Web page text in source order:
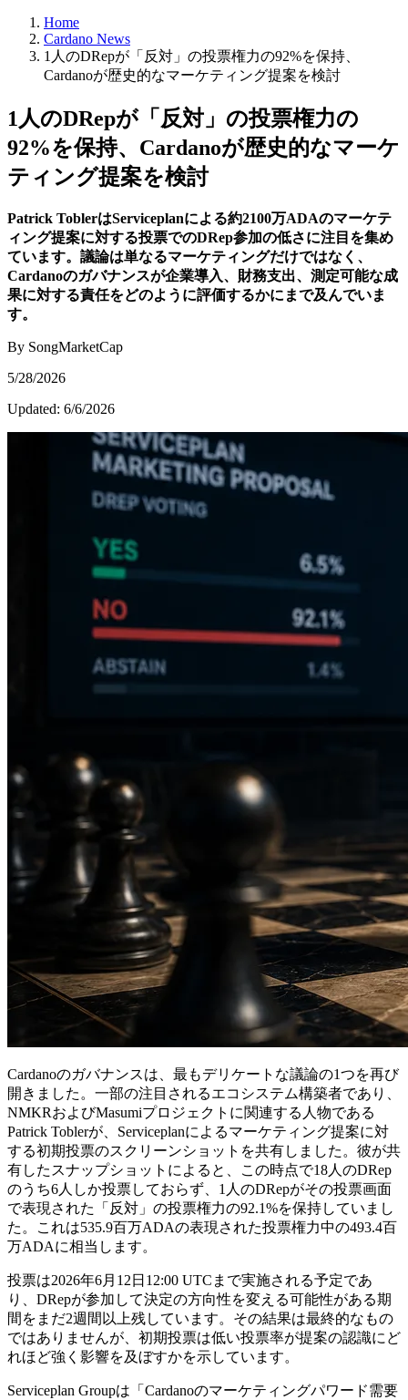
Home
Cardano News
1人のDRepが「反対」の投票権力の92%を保持、
Cardanoが歴史的なマーケティング提案を検討
1人のDRepが「反対」の投票権力の
92%を保持、Cardanoが歴史的なマーケ
ティング提案を検討
Patrick ToblerはServiceplanによる約2100万ADAのマーケテ
ィング提案に対する投票でのDRep参加の低さに注目を集め
ています。議論は単なるマーケティングだけではなく、
Cardanoのガバナンスが企業導入、財務支出、測定可能な成
果に対する責任をどのように評価するかにまで及んでいま
す。
By SongMarketCap
5/28/2026
Updated: 6/6/2026
Cardanoのガバナンスは、最もデリケートな議論の1つを再び
開きました。一部の注目されるエコシステム構築者であり、
NMKRおよびMasumiプロジェクトに関連する人物である
Patrick Toblerが、Serviceplanによるマーケティング提案に対
する初期投票のスクリーンショットを共有しました。彼が共
有したスナップショットによると、この時点で18人のDRep
のうち6人しか投票しておらず、1人のDRepがその投票画面
で表現された「反対」の投票権力の92.1%を保持していまし
た。これは535.9百万ADAの表現された投票権力中の493.4百
万ADAに相当します。
投票は2026年6月12日12:00 UTCまで実施される予定であ
り、DRepが参加して決定の方向性を変える可能性がある期
間をまだ2週間以上残しています。その結果は最終的なもの
ではありませんが、初期投票は低い投票率が提案の認識にど
れほど強く影響を及ぼすかを示しています。
Serviceplan Groupは「Cardanoのマーケティングパワード需要